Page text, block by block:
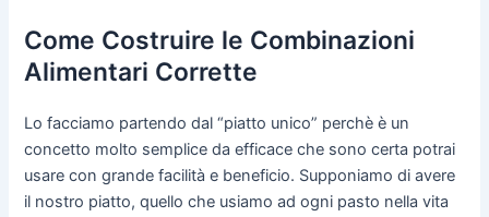
Come Costruire le Combinazioni
Alimentari Corrette
Lo facciamo partendo dal “piatto unico” perchè è un
concetto molto semplice da efficace che sono certa potrai
usare con grande facilità e beneficio. Supponiamo di avere
il nostro piatto, quello che usiamo ad ogni pasto nella vita